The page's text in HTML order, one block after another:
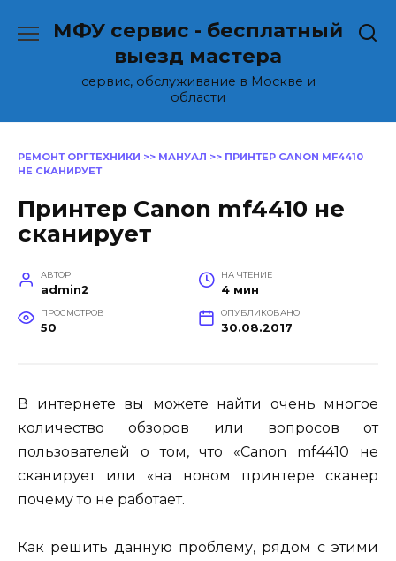
МФУ сервис - бесплатный
выезд мастера
сервис, обслуживание в Москве и
области
РЕМОНТ ОРГТЕХНИКИ >> МАНУАЛ >> ПРИНТЕР CANON MF4410
НЕ СКАНИРУЕТ
Принтер Canon mf4410 не
сканирует
АВТОР
admin2
НА ЧТЕНИЕ
4 мин
ПРОСМОТРОВ
50
ОПУБЛИКОВАНО
30.08.2017
В интернете вы можете найти очень многое
количество обзоров или вопросов от
пользователей о том, что «Canon mf4410 не
сканирует или «на новом принтере сканер
почему то не работает.
Как решить данную проблему, рядом с этими